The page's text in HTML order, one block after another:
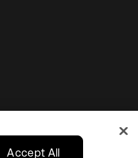
Japan
Accept All